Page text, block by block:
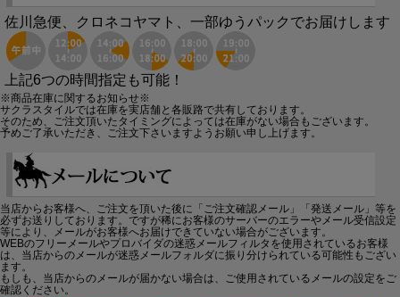
佐川急便、クロネコヤマト、一部ゆうパックでお届けします
上記6つの時間指定も可能！
※商品在庫に関するお知らせ※
サクラスタイルでは在庫を実店舗と各販路で共有しております。
そのため、ご注文頂いたタイミングによっては在庫がない場合もございます。
予めご了承いただき、ご注文下さいますようお願い申し上げます。
当店からお客様へ、ご注文を頂いた後に「ご注文確認メール」「発送メール」等を
必ずお送りしております。ですが稀にお客様のサーバーのエラーやメール受信設定
等により、メールがお客様へお届けできていない場合がございます。
WEBのフリーメールやプロバイダの迷惑メールフィルタを使用されているお客様
は、当店からのメールが迷惑メールフォルダに振り分けられている可能性もござい
ます。
もしも、当店からのメールが届かない場合は、ご使用されているメールの設定をご
確認ください。